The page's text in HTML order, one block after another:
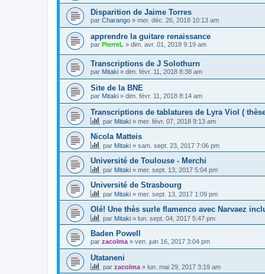
Disparition de Jaime Torres
par Charango » mer. déc. 26, 2018 10:13 am
apprendre la guitare renaissance
par PierreL » dim. avr. 01, 2018 9:19 am
Transcriptions de J Solothurn
par Mitaki » dim. févr. 11, 2018 8:38 am
Site de la BNE
par Mitaki » dim. févr. 11, 2018 8:14 am
Transcriptions de tablatures de Lyra Viol (
par Mitaki » mer. févr. 07, 2018 9:13 am
Nicola Matteis
par Mitaki » sam. sept. 23, 2017 7:06 pm
Université de Toulouse - Merchi
par Mitaki » mer. sept. 13, 2017 5:04 pm
Université de Strasbourg
par Mitaki » mer. sept. 13, 2017 1:09 pm
Olé! Une thès surle flamenco avec Narvaez
par Mitaki » lun. sept. 04, 2017 5:47 pm
Baden Powell
par zacolma » ven. juin 16, 2017 3:04 pm
Utataneni
par zacolma » lun. mai 29, 2017 3:19 am